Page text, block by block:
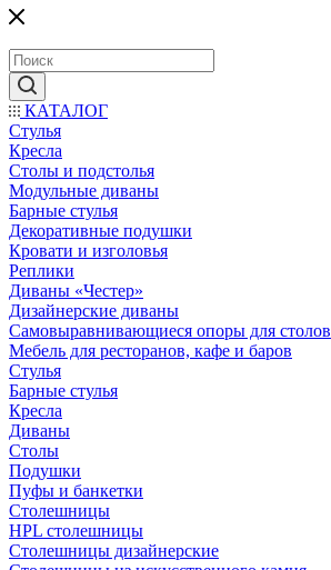
КАТАЛОГ
Стулья
Кресла
Столы и подстолья
Модульные диваны
Барные стулья
Декоративные подушки
Кровати и изголовья
Реплики
Диваны «Честер»
Дизайнерские диваны
Самовыравнивающиеся опоры для столов
Мебель для ресторанов, кафе и баров
Стулья
Барные стулья
Кресла
Диваны
Столы
Подушки
Пуфы и банкетки
Столешницы
HPL столешницы
Столешницы дизайнерские